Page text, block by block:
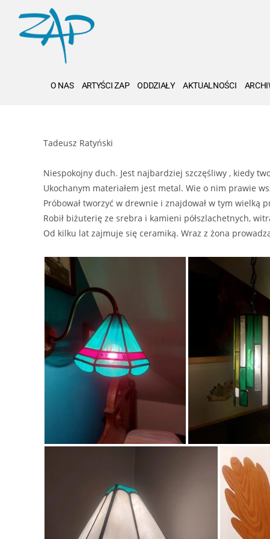
O NAS ARTYŚCI ZAP ODDZIAŁY AKTUALNOŚCI
Tadeusz Ratyński
Niespokojny duch. Jest najbardziej szczęśliwy , kiedy
Ukochanym materiałem jest metal. Wie o nim prawie
Próbował tworzyć w drewnie i znajdował w tym wielką
Robił biżuterię ze srebra i kamieni półszlachetnych,
Od kilku lat zajmuje się ceramiką. Wraz z żona